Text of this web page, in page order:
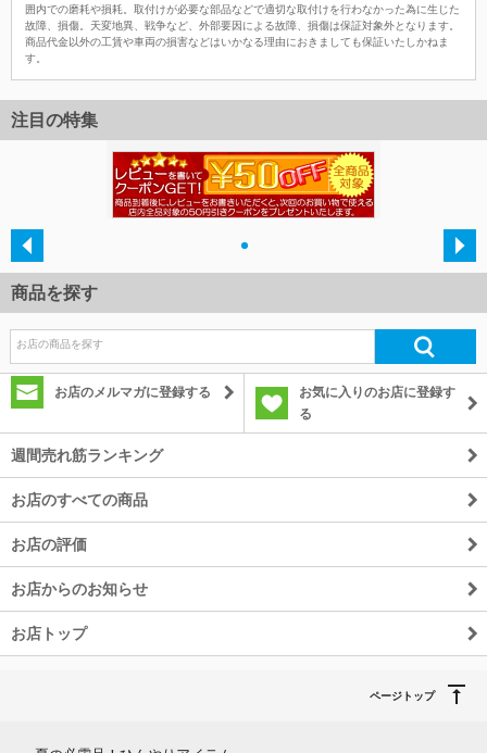
囲内での磨耗や損耗。取付けが必要な部品などで適切な取付けを行わなかった為に生じた
故障、損傷。天変地異、戦争など、外部要因による故障、損傷は保証対象外となります。
商品代金以外の工賃や車両の損害などはいかなる理由におきましても保証いたしかねま
す。
注目の特集
商品を探す
お店のメルマガに登録する
お気に入りのお店に登録す
る
週間売れ筋ランキング
お店のすべての商品
お店の評価
お店からのお知らせ
お店トップ
ページトップ